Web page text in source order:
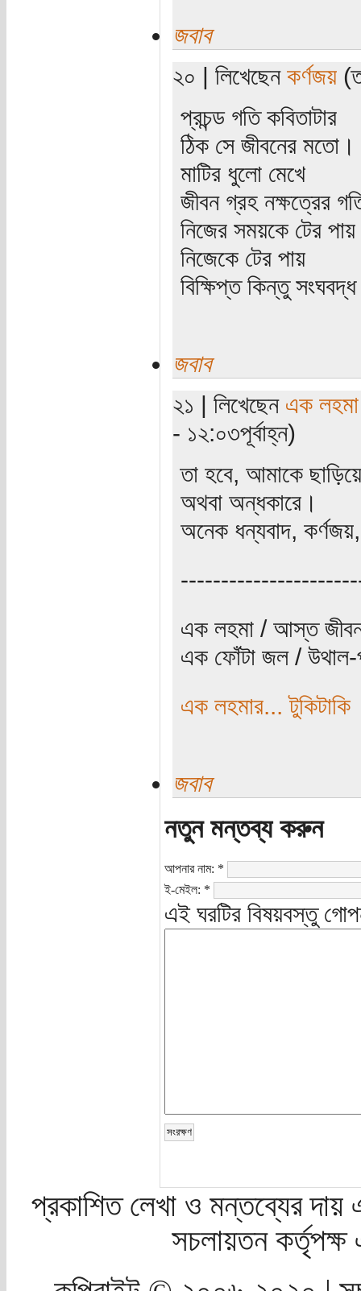
জবাব
২০ | লিখেছেন কর্ণজয়
প্রচন্ড গতি কবিতাটার
ঠিক সে জীবনের মতো।
মাটির ধুলো মেখে
জীবন গ্রহ নক্ষত্রের
নিজের সময়কে টের পায়
নিজেকে টের পায়
বিক্ষিপ্ত কিন্তু
জবাব
২১ | লিখেছেন এক লহমা
- ১২:০৩পূর্বাহ্ন)
তা হবে, আমাকে
অথবা অন্ধকারে।
অনেক ধন্যবাদ,
এক লহমা / আস্ত
এক ফোঁটা জল /
এক লহমার... টুকিটাকি
জবাব
নতুন মন্তব্য করুন
আপনার নাম: *
ই-মেইল: *
এই ঘরটির বিষয়বস্তু
প্রকাশিত লেখা ও মন্তব্যের দায়
সচলায়তন